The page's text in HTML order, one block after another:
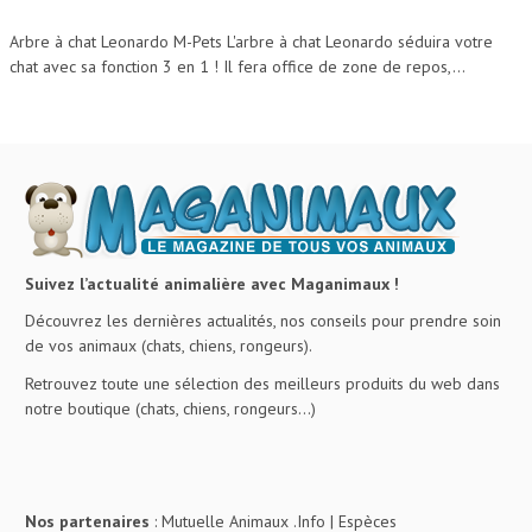
Arbre à chat Leonardo M-Pets L'arbre à chat Leonardo séduira votre
chat avec sa fonction 3 en 1 ! Il fera office de zone de repos,...
Suivez l’actualité animalière avec Maganimaux !
Découvrez les dernières actualités, nos conseils pour prendre soin
de vos animaux (chats, chiens, rongeurs).
Retrouvez toute une sélection des meilleurs produits du web dans
notre boutique (chats, chiens, rongeurs…)
Nos partenaires : Mutuelle Animaux .Info | Espèces